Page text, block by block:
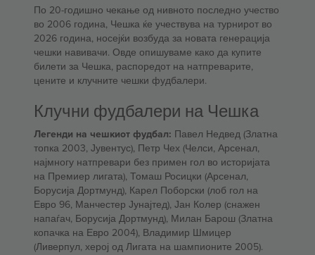
По 20-годишно чекање од нивното последно учество
во 2006 година, Чешка ќе учествува на турнирот во
2026 година, носејќи возбуда за новата генерација
чешки навивачи. Овде опишуваме како да купите
билети за Чешка, распоредот на натпреварите,
цените и клучните чешки фудбалери.
Клучни фудбалери на Чешка
Легенди на чешкиот фудбал: Павел Недвед (Златна
топка 2003, Јувентус), Петр Чех (Челси, Арсенал,
најмногу натпревари без примен гол во историјата
на Премиер лигата), Томаш Росицки (Арсенал,
Борусија Дортмунд), Карел Поборски (лоб гол на
Евро 96, Манчестер Јунајтед), Јан Колер (снажен
напаѓач, Борусија Дортмунд), Милан Барош (Златна
копачка на Евро 2004), Владимир Шмицер
(Ливерпул, херој од Лигата на шампионите 2005).